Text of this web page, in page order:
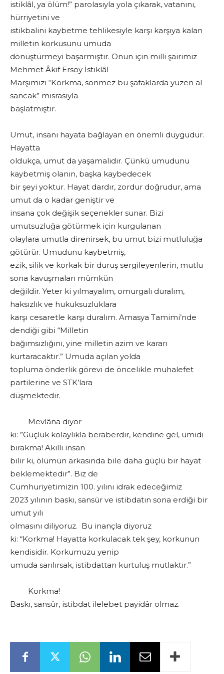
istiklâl, ya ölüm!” parolasıyla yola çıkarak, vatanını,
hürriyetini ve
istikbalini kaybetme tehlikesiyle karşı karşıya kalan
milletin korkusunu umuda
dönüştürmeyi başarmıştır. Onun için milli şairimiz
Mehmet Âkif Ersoy İstiklâl
Marşımızı “Korkma, sönmez bu şafaklarda yüzen al
sancak” mısrasıyla
başlatmıştır.
Umut, insanı hayata bağlayan en önemli duygudur.
Hayatta
oldukça, umut da yaşamalıdır. Çünkü umudunu
kaybetmiş olanın, başka kaybedecek
bir şeyi yoktur. Hayat dardır, zordur doğrudur, ama
umut da o kadar geniştir ve
insana çok değişik seçenekler sunar. Bizi
umutsuzluğa götürmek için kurgulanan
olaylara umutla direnirsek, bu umut bizi mutluluğa
götürür. Umudunu kaybetmiş,
ezik, silik ve korkak bir duruş sergileyenlerin, mutlu
sona kavuşmaları mümkün
değildir. Yeter ki yılmayalım, omurgalı duralım,
haksızlık ve hukuksuzluklara
karşı cesaretle karşı duralım. Amasya Tamimi’nde
dendiği gibi “Milletin
bağımsızlığını, yine milletin azim ve kararı
kurtaracaktır.” Umuda açılan yolda
topluma önderlik görevi de öncelikle muhalefet
partilerine ve STK’lara
düşmektedir.
Mevlâna diyor
ki: ”Güçlük kolaylıkla beraberdir, kendine gel, ümidi
bırakma! Akıllı insan
bilir ki, ölümün arkasında bile daha güçlü bir hayat
beklemektedir”. Biz de
Cumhuriyetimizin 100. yılını idrak edeceğimiz
2023 yılının baskı, sansür ve istibdatın sona erdiği bir
umut yılı
olmasını diliyoruz. Bu inançla diyoruz
ki: “Korkma! Hayatta korkulacak tek şey, korkunun
kendisidir. Korkumuzu yenip
umuda sarılırsak, istibdattan kurtuluş mutlaktır.”
Korkma!
Baskı, sansür, istibdat ilelebet payidâr olmaz.